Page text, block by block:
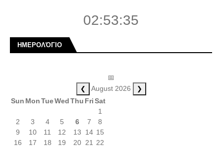
02:53:36
ΗΜΕΡΟΛΌΓΙΟ
📅
❮ August 2026 ❯
Sun MonTueWedThu FriSat
1
2
3 4 5 6 7
8
9
10 11 12 13 14 15
16
17 18 19 20 21 22